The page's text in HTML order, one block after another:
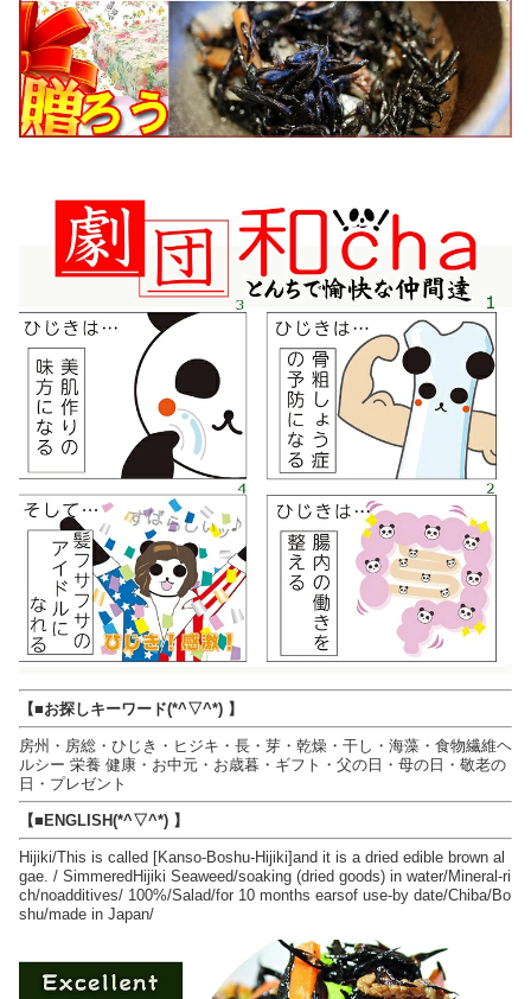
【■お探しキーワード(*^▽^*) 】
房州・房総・ひじき・ヒジキ・長・芽・乾燥・干し・海藻・食物繊維ヘ
ルシー 栄養 健康・お中元・お歳暮・ギフト・父の日・母の日・敬老の
日・プレゼント
【■ENGLISH(*^▽^*) 】
Hijiki/This is called [Kanso-Boshu-Hijiki]and it is a dried edible brown al
gae. / SimmeredHijiki Seaweed/soaking (dried goods) in water/Mineral-ri
ch/noadditives/ 100%/Salad/for 10 months earsof use-by date/Chiba/Bo
shu/made in Japan/